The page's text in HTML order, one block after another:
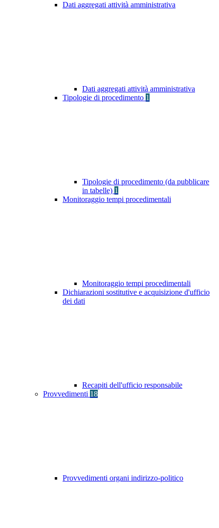
Dati aggregati attività amministrativa
Dati aggregati attività amministrativa
Tipologie di procedimento 1
Tipologie di procedimento (da pubblicare
in tabelle) 1
Monitoraggio tempi procedimentali
Monitoraggio tempi procedimentali
Dichiarazioni sostitutive e acquisizione d'ufficio
dei dati
Recapiti dell'ufficio responsabile
Provvedimenti 18
Provvedimenti organi indirizzo-politico